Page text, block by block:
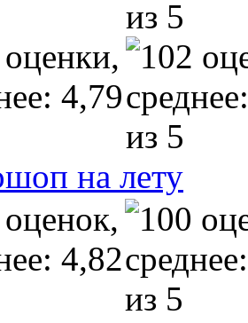
на лету